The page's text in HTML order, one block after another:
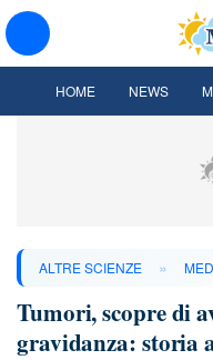
HOME NEWS
ALTRE SCIENZE »
Tumori, scopre di
gravidanza: storia